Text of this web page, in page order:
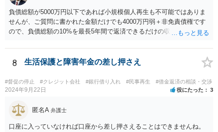
もとに契約書がない場合には、相手の弁護士に、あなたが連帯保証人
と記載されている契約書のコピーの提供を求めてみましょう。 （参
考）民法改正のパンフレット（保証乃ルール）法務省 https://www.moj.
go.jp/content/001254262.pdf
負債総額が5000万円以下であれば小規模個人再生も不可能ではありま
せんが、ご質問に書かれた金額だけでも4000万円弱＋非免責債権です
ので、負債総額の10%を最長5年間で返済できるだけの収入があるのか
クリアできるか（具体的には負債総額の過半数を占める債権者がいる
かどうか、債権者が力を合わせて不同意に持っていく可能性がないか
ので、弁護士へ直接相談した方がよいと思います。
8 生活保護と障害年金の差し押さえ
#督促の停止 #クレジット会社 #銀行借り入れ #民事再生 #借金返済の相談・交渉
2024年9月22日 役にたった 3
匿名A 弁護士
口座に入っていなければ口座から差し押さえることはできませんね。